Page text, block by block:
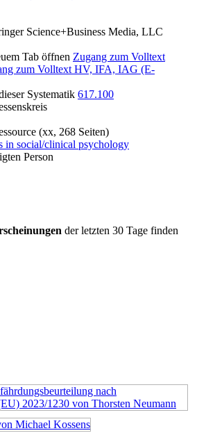
Science+Business Media, LLC
Tab öffnen Zugang zum Volltext
zum Volltext HV, IFA, IAG (E-
Systematik 617.100
(xx, 268 Seiten)
in social/clinical psychology
Person
der letzten 30 Tage finden